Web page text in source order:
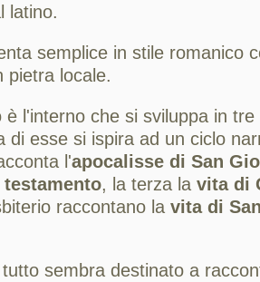
latino.
semplice in stile romanico
pietra locale.
è l'interno che si sviluppa in
di esse si ispira ad un ciclo
l'apocalisse di San
, la terza la vita di
raccontano la vita di
sembra destinato a